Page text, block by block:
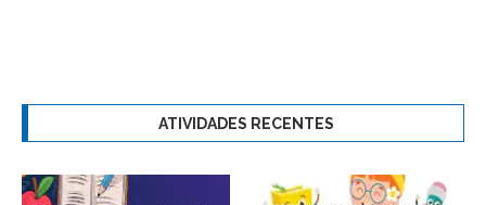
ATIVIDADES RECENTES